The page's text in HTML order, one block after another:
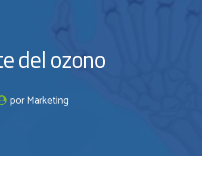
del ozono
por Marketing